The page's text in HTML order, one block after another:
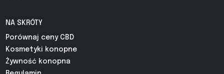
NA SKRÓTY
Porównaj ceny CBD
Kosmetyki konopne
Żywność konopna